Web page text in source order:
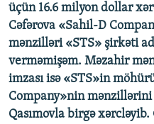
üçün 16.6 milyon dollar
Cəfərova «Sahil-D
mənzilləri «STS» şirkəti
verməmişəm. Məzahir
imzası isə «STS»in
Company»nin mənzillərini
Qasımovla birgə